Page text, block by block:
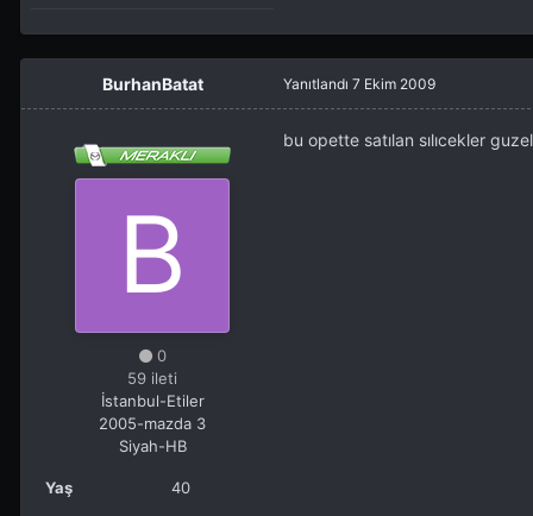
BurhanBatat
0
59 ileti
İstanbul-Etiler
2005-mazda 3
Siyah-HB
Yaş 40
Yanıtlandı 7 Ekim 2009
bu opette satılan sılıcekler